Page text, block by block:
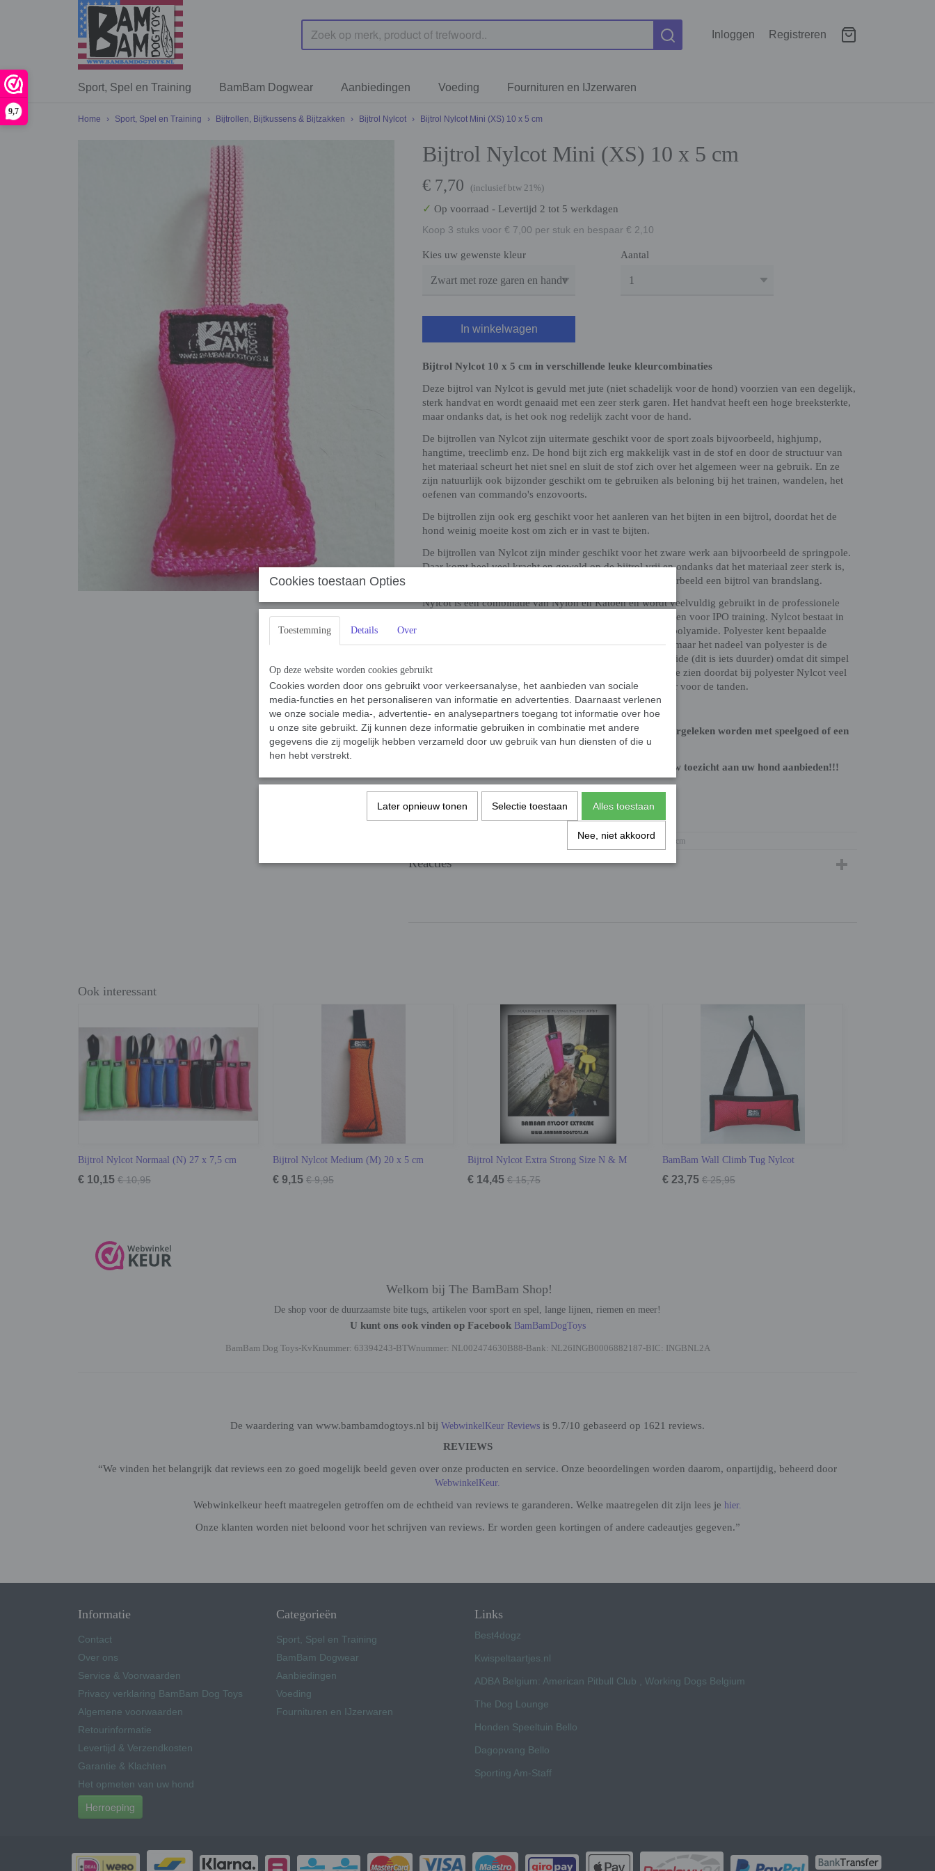
9,7
Inloggen Registreren
Sport, Spel en Training BamBam Dogwear Aanbiedingen Voeding Fournituren en IJzerwaren
Home › Sport, Spel en Training › Bijtrollen, Bijtkussens & Bijtzakken › Bijtrol Nylcot › Bijtrol Nylcot Mini (XS) 10 x 5 cm
Bijtrol Nylcot Mini (XS) 10 x 5 cm
€ 7,70 (inclusief btw 21%)
✓ Op voorraad - Levertijd 2 tot 5 werkdagen
Koop 3 stuks voor € 7,00 per stuk en bespaar € 2,10
Kies uw gewenste kleur Aantal
In winkelwagen
Bijtrol Nylcot 10 x 5 cm in verschillende leuke kleurcombinaties
Deze bijtrol van Nylcot is gevuld met jute (niet schadelijk voor de hond) voorzien van een degelijk,
sterk handvat en wordt genaaid met een zeer sterk garen. Het handvat heeft een hoge breeksterkte,
maar ondanks dat, is het ook nog redelijk zacht voor de hand.
De bijtrollen van Nylcot zijn uitermate geschikt voor de sport zoals bijvoorbeeld, highjump,
hangtime, treeclimb enz. De hond bijt zich erg makkelijk vast in de stof en door de structuur van
het materiaal scheurt het niet snel en sluit de stof zich over het algemeen weer na gebruik. En ze
zijn natuurlijk ook bijzonder geschikt om te gebruiken als beloning bij het trainen, wandelen, het
oefenen van commando's enzovoorts.
De bijtrollen zijn ook erg geschikt voor het aanleren van het bijten in een bijtrol, doordat het de
hond weinig moeite kost om zich er in vast te bijten.
De bijtrollen van Nylcot zijn minder geschikt voor het zware werk aan bijvoorbeeld de springpole.
Daar komt heel veel kracht en geweld op de bijtrol vrij en ondanks dat het materiaal zeer sterk is,
blijft het stof en dat gaat nu eenmaal eerder stuk als bijvoorbeeld een bijtrol van brandslang.
Nylcot is een combinatie van Nylon en Katoen en wordt veelvuldig gebruikt in de professionele
hondensporten en wordt onder andere gebruikt in bijtpakken voor IPO training. Nylcot bestaat in
verschillende varianten, onder andere uit polyester en uit polyamide. Polyester kent bepaalde
voordelen ten opzichte van polyamide (sowieso de prijs), maar het nadeel van polyester is de
hardheid. Wij hebben om dit nadeel gekozen voor polyamide (dit is iets duurder) omdat dit simpel
weg beter is voor de tanden van uw hond. Het verschil is te zien doordat bij polyester Nylcot veel
witte stippen te zien zijn, goed voor de looks, maar minder voor de tanden.
Kleuren kunnen iets afwijken van de foto’s
Een bite tug of bijtrol moet niet gezien worden als, of vergeleken worden met speelgoed of een
kluif.
Bite tugs, bijtrollen, speeltjes etc. ten allen tijde onder uw toezicht aan uw hond aanbieden!!!
Specificaties
Bruto gewicht
0,10 Kg
10 x 5 x 2 cm
Reacties
Ook interessant
Bijtrol Nylcot Normaal (N) 27 x 7,5 cm
€ 10,15 € 10,95
Bijtrol Nylcot Medium (M) 20 x 5 cm
€ 9,15 € 9,95
Bijtrol Nylcot Extra Strong Size N & M
€ 14,45 € 15,75
BamBam Wall Climb Tug Nylcot
€ 23,75 € 25,95
Welkom bij The BamBam Shop!
De shop voor de duurzaamste bite tugs, artikelen voor sport en spel, lange lijnen, riemen en meer!
U kunt ons ook vinden op Facebook BamBamDogToys
BamBam Dog Toys-KvKnummer: 63394243-BTWnummer: NL002474630B88-Bank: NL26INGB0006882187-BIC: INGBNL2A
De waardering van www.bambamdogtoys.nl bij WebwinkelKeur Reviews is 9.7/10 gebaseerd op 1621 reviews.
REVIEWS
“We vinden het belangrijk dat reviews een zo goed mogelijk beeld geven over onze producten en service. Onze beoordelingen worden daarom, onpartijdig, beheerd door
WebwinkelKeur.
Webwinkelkeur heeft maatregelen getroffen om de echtheid van reviews te garanderen. Welke maatregelen dit zijn lees je hier.
Onze klanten worden niet beloond voor het schrijven van reviews. Er worden geen kortingen of andere cadeautjes gegeven.”
Informatie
Contact
Over ons
Service & Voorwaarden
Privacy verklaring BamBam Dog Toys
Algemene voorwaarden
Retourinformatie
Levertijd & Verzendkosten
Garantie & Klachten
Het opmeten van uw hond
Herroeping
Categorieën
Sport, Spel en Training
BamBam Dogwear
Aanbiedingen
Voeding
Fournituren en IJzerwaren
Links
Best4dogz
Kwispeltaartjes.nl
ADBA Belgium: American Pitbull Club , Working Dogs Belgium
The Dog Lounge
Honden Speeltuin Bello
Dagopvang Bello
Sporting Am-Staff
Cookies toestaan Opties
Toestemming Details Over
Op deze website worden cookies gebruikt
Cookies worden door ons gebruikt voor verkeersanalyse, het aanbieden van sociale
media-functies en het personaliseren van informatie en advertenties. Daarnaast verlenen
we onze sociale media-, advertentie- en analysepartners toegang tot informatie over hoe
u onze site gebruikt. Zij kunnen deze informatie gebruiken in combinatie met andere
gegevens die zij mogelijk hebben verzameld door uw gebruik van hun diensten of die u
hen hebt verstrekt.
Later opnieuw tonen Selectie toestaan Alles toestaan
Nee, niet akkoord